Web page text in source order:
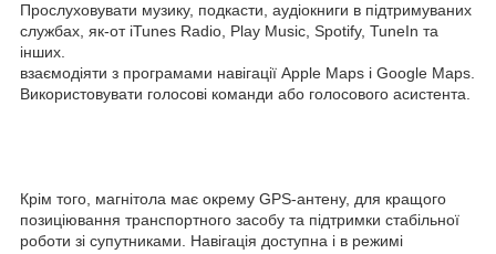
Прослуховувати музику, подкасти, аудіокниги в підтримуваних
службах, як-от iTunes Radio, Play Music, Spotify, TuneIn та
інших.
взаємодіяти з програмами навігації Apple Maps і Google Maps.
Використовувати голосові команди або голосового асистента.
Крім того, магнітола має окрему GPS-антену, для кращого
позиціювання транспортного засобу та підтримки стабільної
роботи зі супутниками. Навігація доступна і в режимі